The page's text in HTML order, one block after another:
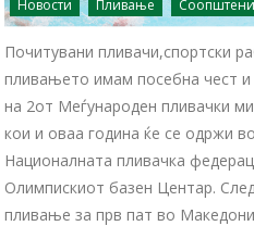
Новости Пливање
Почитувани пливачи,спортски
пливањето имам посебна чест
на 2от Меѓународен пливачки
кои и оваа година ќе се одржи
Националната пливачка
Олимпискиот базен Центар.
пливање за прв пат во